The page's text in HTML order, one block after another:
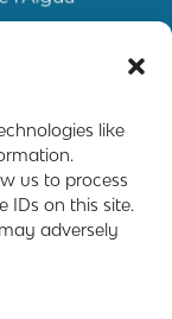
like
us to process
IDs on this site.
adversely
Legal